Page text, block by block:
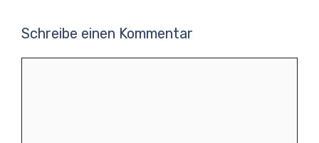
Schreibe einen Kommentar